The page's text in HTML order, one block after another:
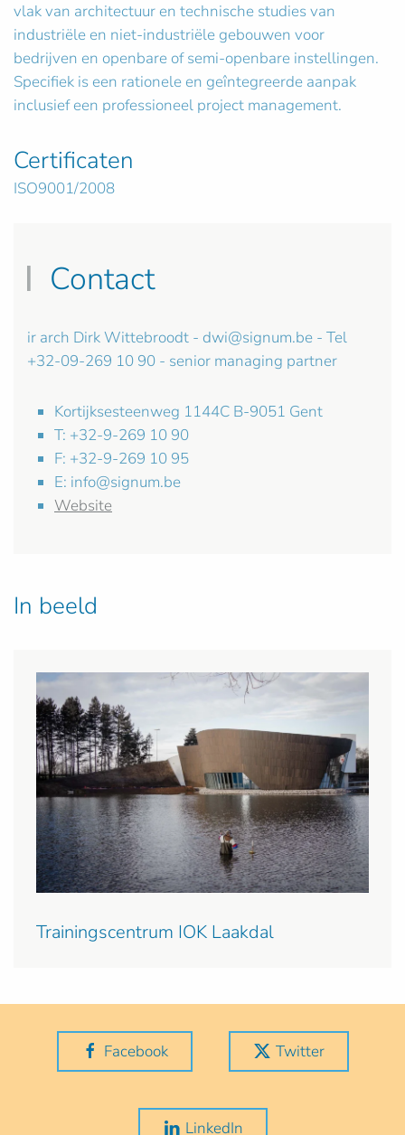
vlak van architectuur en technische studies van
industriële en niet-industriële gebouwen voor
bedrijven en openbare of semi-openbare instellingen.
Specifiek is een rationele en geîntegreerde aanpak
inclusief een professioneel project management.
Certificaten
ISO9001/2008
Contact
ir arch Dirk Wittebroodt - dwi@signum.be - Tel
+32-09-269 10 90 - senior managing partner
Kortijksesteenweg 1144C B-9051 Gent
T: +32-9-269 10 90
F: +32-9-269 10 95
E: info@signum.be
Website
In beeld
Trainingscentrum IOK Laakdal
Facebook Twitter
LinkedIn